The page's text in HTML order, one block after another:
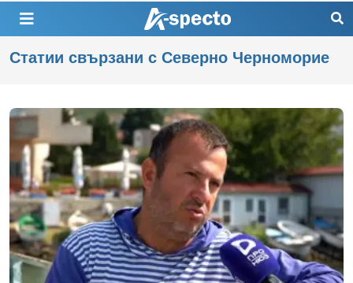
Статии свързани с Северно Черноморие